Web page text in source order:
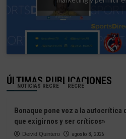
ÚLTIMAS PUBLICACIONES
NOTICIAS RECRE RECRE
Bonaque pone voz a la autocrítica
que exigirnos y ser críticos»
Deivid Quintero agosto 8, 2026